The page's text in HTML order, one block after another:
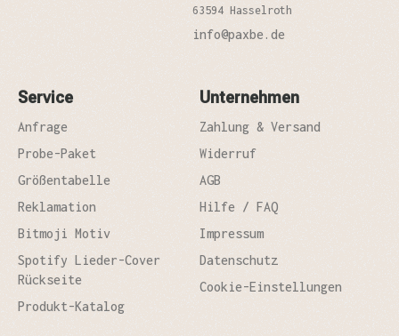
63594 Hasselroth
info@paxbe.de
Service
Anfrage
Probe-Paket
Größentabelle
Reklamation
Bitmoji Motiv
Spotify Lieder-Cover
Rückseite
Produkt-Katalog
Unternehmen
Zahlung & Versand
Widerruf
AGB
Hilfe / FAQ
Impressum
Datenschutz
Cookie-Einstellungen